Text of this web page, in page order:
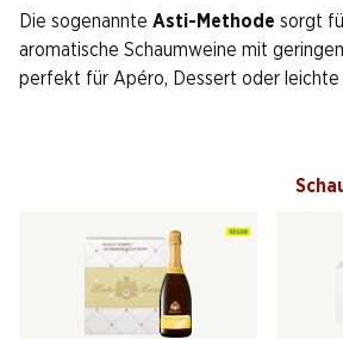
Die sogenannte Asti-Methode sorgt
aromatische Schaumweine mit
perfekt für Apéro, Dessert oder leichte